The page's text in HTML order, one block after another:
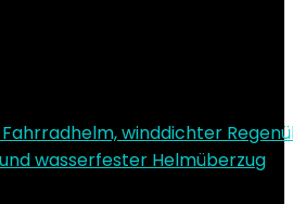
winddichter
wasserfester Helmüberzug